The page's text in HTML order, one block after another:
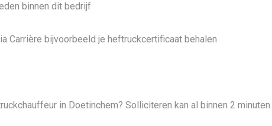
binnen dit bedrijf
Carrière bijvoorbeeld je heftruckcertificaat behalen
in Doetinchem? Solliciteren kan al binnen 2 minuten.